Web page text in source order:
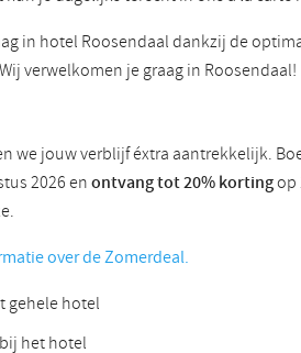
in hotel Roosendaal dankzij de
verwelkomen je graag in Roosendaal!
we jouw verblijf éxtra aantrekkelijk.
2026 enontvang tot 20% kortingop
over de Zomerdeal.
gehele hotel
het hotel